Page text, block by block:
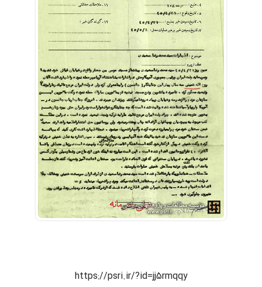
https://psri.ir/?id=jj5rmqqy